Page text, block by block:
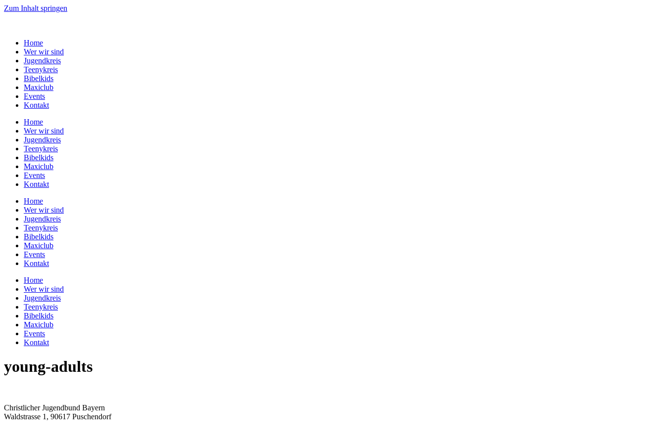
Zum Inhalt springen
Home
Wer wir sind
Jugendkreis
Teenykreis
Bibelkids
Maxiclub
Events
Kontakt
Home
Wer wir sind
Jugendkreis
Teenykreis
Bibelkids
Maxiclub
Events
Kontakt
Home
Wer wir sind
Jugendkreis
Teenykreis
Bibelkids
Maxiclub
Events
Kontakt
Home
Wer wir sind
Jugendkreis
Teenykreis
Bibelkids
Maxiclub
Events
Kontakt
young-adults
Christlicher Jugendbund Bayern
Waldstrasse 1, 90617 Puschendorf